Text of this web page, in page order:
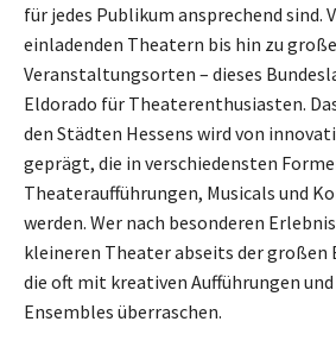
für jedes Publikum ansprechend sind.
einladenden Theatern bis hin zu
Veranstaltungsorten – dieses
Eldorado für Theaterenthusiasten.
den Städten Hessens wird von
geprägt, die in verschiedensten
Theateraufführungen, Musicals und
werden. Wer nach besonderen
kleineren Theater abseits der großen
die oft mit kreativen Aufführungen
Ensembles überraschen.